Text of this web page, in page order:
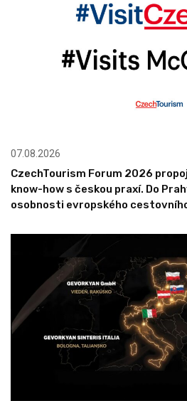
07.08.2026
CzechTourism Forum 2026
know-how s českou praxí. Do
osobnosti evropského